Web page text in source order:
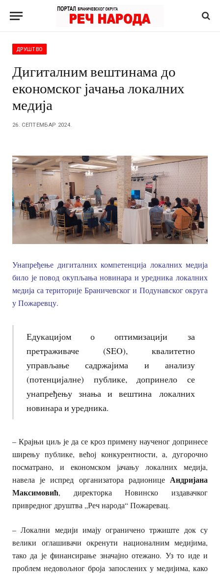
ДРУШТВО
Дигиталним вештинама до
економског јачања локалних
медија
26. СЕПТЕМБАР 2024.
Унапређење дигиталних компетенција локалних медија
било је повод окупљања новинара и уредника локалних
медија са територије Браничевског и Подунавског округа
у Пожаревцу.
Едукацијом о оптимизацији за
претраживаче (SEO), квалитетно
управљање садржајима и анализу
(потенцијалне) публике, допринело се
унапређењу знања и вештина локалних
новинара и уредника.
– Крајњи циљ је да се кроз примену наученог допринесе
ширењу публике, већој конкурентности, а, дугорочно
посматрано, и економском јачању локалних медија,
навела је испред организатора радионице Андријана
Максимовић, директорка Новинско издавачког
привредног друштва „Реч народа“ Пожаревац.
– Локални медији имају ограничено тржиште док су
велики оглашивачи окренути националним медијима,
тако да је финансирање значајно отежано. Уз то иде и
проблем недовољног броја запослених у медијима, како